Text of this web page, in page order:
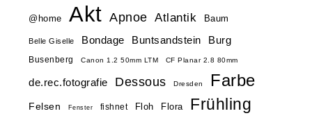
@home Akt Apnoe Atlantik Baum
Belle Giselle Bondage Buntsandstein Burg
Busenberg Canon 1.2 50mm LTM CF Planar 2.8 80mm
de.rec.fotografie Dessous Dresden Farbe
Felsen Fenster fishnet Floh Flora Frühling